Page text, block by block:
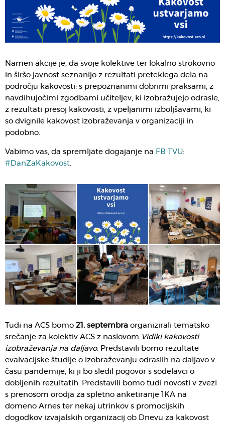
Namen akcije je, da svoje kolektive ter lokalno strokovno
in širšo javnost seznanijo z rezultati preteklega dela na
področju kakovosti: s prepoznanimi dobrimi praksami, z
navdihujočimi zgodbami učiteljev, ki izobražujejo odrasle,
z rezultati presoj kakovosti, z vpeljanimi izboljšavami, ki
so dvignile kakovost izobraževanja v organizaciji in
podobno.
Vabimo vas, da spremljate dogajanje na FB TVU:
#DanZaKakovost
Tudi na ACS bomo 21. septembra organizirali tematsko
srečanje za kolektiv ACS z naslovom Vidiki kakovosti
izobraževanja na daljavo. Predstavili bomo rezultate
evalvacijske študije o izobraževanju odraslih na daljavo v
času pandemije, ki ji bo sledil pogovor s sodelavci o
dobljenih rezultatih. Predstavili bomo tudi novosti v zvezi
s prenosom orodja za spletno anketiranje 1KA na
domeno Arnes ter nekaj utrinkov s promocijskih
dogodkov izvajalskih organizacij ob Dnevu za kakovost